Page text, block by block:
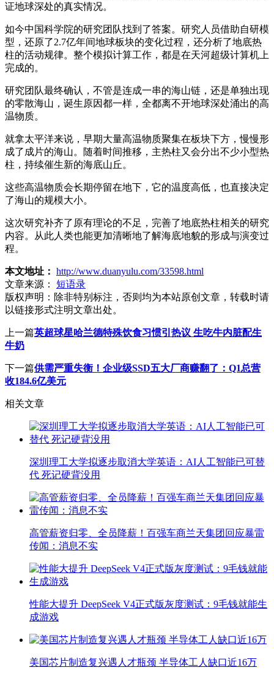
证地球深处的真实情况。
如今中国科学院的研究团队找到了答案。研究人员借助自研模
型，还原了2.7亿年间地球板块的变化过程，还分析了地底热
柱的活动规律。整个模拟计算工作，都是在天河超级计算机上
完成的。
研究团队最终确认，不管是连成一串的海山链，还是单独出现
的零散海山，诞生原因都一样，全都离不开地球深处涌出的高
温物质。
就拿太平洋来说，早期大量高温物质聚集在板块下方，慢慢形
成了成片的海山。随着时间推移，主热柱又会分出不少小型热
柱，持续催生新的海底山丘。
这些高温物质会长期停留在地下，它的温度高低，也直接决定
了海山的规模大小。
这次研究补齐了原有理论的不足，完善了地底热柱相关的研究
内容。从此人类也能更加清晰地了解海底地貌的形成与演变过
程。
本文地址： http://www.duanyulu.com/33598.html
文章来源：
短语录
版权声明： 除非特别标注，否则均为本站原创文章，转载时请
以链接形式注明文章出处。
上一篇英超球星哈兰德特殊饮食习惯引热议 生吃牛内脏配生
牛奶
下一篇供需严重失衡！企业级SSD五大厂商赚翻了：Q1总营
收184.6亿美元
相关文章
深圳理工大学拟逐步取消大学英语：AI人工智能已可替
代 死记硬背没用
高管薪资归零、全员降薪！百强车商兰天集团回应暴雷
传闻：消息不实
性能大提升 DeepSeek V4正式版灰度测试：9毛钱就能生
成游戏
美国芯片制造复兴遇人才瓶颈 半导体工人缺口近16万